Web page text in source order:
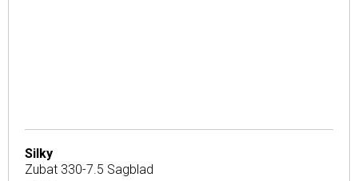
Silky
Zubat 330-7.5 Sagblad